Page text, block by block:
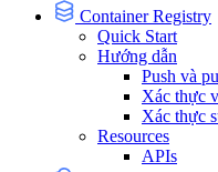
Container Registry
Quick Start
Hướng dẫn
Push và
Xác thực
Xác thực
Resources
APIs